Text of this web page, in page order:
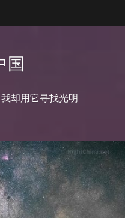
国
却用它寻找光明